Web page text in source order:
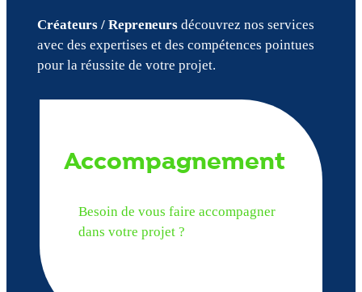
Créateurs / Repreneursdécouvrez nos services
avec des expertises et des compétences pointues
pour la réussite de votre projet.
Accompagnement
Besoin de vous faire accompagner
dans votre projet ?